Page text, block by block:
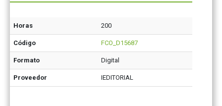
Horas 200
Código FCO_D15687
Formato Digital
Proveedor IEDITORIAL